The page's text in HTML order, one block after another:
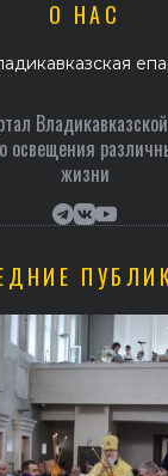
О НАС
освещения
жизни